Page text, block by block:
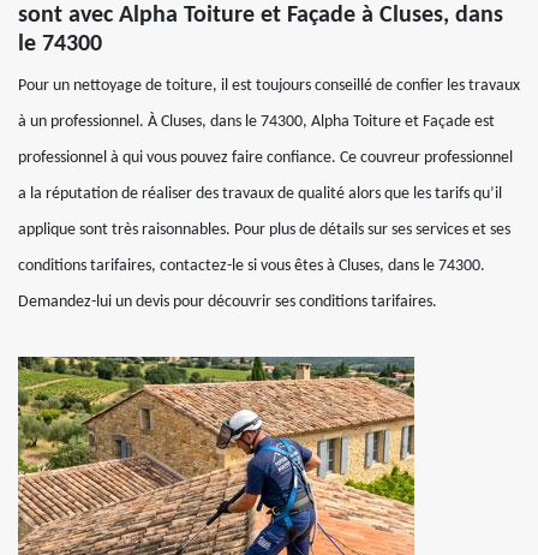
sont avec Alpha Toiture et Façade à Cluses, dans
le 74300
Pour un nettoyage de toiture, il est toujours conseillé de confier les travaux
à un professionnel. À Cluses, dans le 74300, Alpha Toiture et Façade est
professionnel à qui vous pouvez faire confiance. Ce couvreur professionnel
a la réputation de réaliser des travaux de qualité alors que les tarifs qu’il
applique sont très raisonnables. Pour plus de détails sur ses services et ses
conditions tarifaires, contactez-le si vous êtes à Cluses, dans le 74300.
Demandez-lui un devis pour découvrir ses conditions tarifaires.